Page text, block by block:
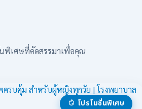
พิเศษที่คัดสรรมาเพื่อคุณ
โปรโมชั่นพิเศษ